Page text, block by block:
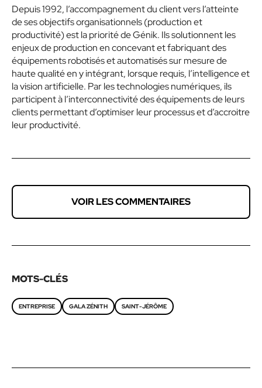
Depuis 1992, l’accompagnement du client vers l’atteinte
de ses objectifs organisationnels (production et
productivité) est la priorité de Génik. Ils solutionnent les
enjeux de production en concevant et fabriquant des
équipements robotisés et automatisés sur mesure de
haute qualité en y intégrant, lorsque requis, l’intelligence et
la vision artificielle. Par les technologies numériques, ils
participent à l’interconnectivité des équipements de leurs
clients permettant d’optimiser leur processus et d’accroitre
leur productivité.
VOIR LES COMMENTAIRES
MOTS-CLÉS
ENTREPRISE GALA ZÉNITH SAINT-JÉRÔME